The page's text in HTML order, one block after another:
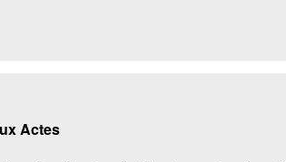
Actes